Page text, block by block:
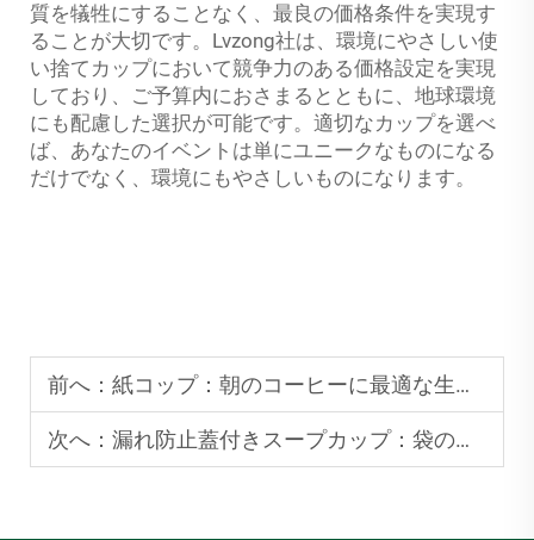
質を犠牲にすることなく、最良の価格条件を実現す
ることが大切です。Lvzong社は、環境にやさしい使
い捨てカップにおいて競争力のある価格設定を実現
しており、ご予算内におさまるとともに、地球環境
にも配慮した選択が可能です。適切なカップを選べ
ば、あなたのイベントは単にユニークなものになる
だけでなく、環境にもやさしいものになります。
前へ： 紙コップ：朝のコーヒーに最適な生分解性オプション
次へ： 漏れ防止蓋付きスープカップ：袋の中のスープがこぼれる心配なし